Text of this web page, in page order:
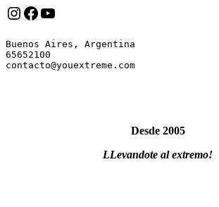
Instagram
Facebook
YouTube
Buenos Aires, Argentina
65652100
Desde 2005
LLevandote al extremo!